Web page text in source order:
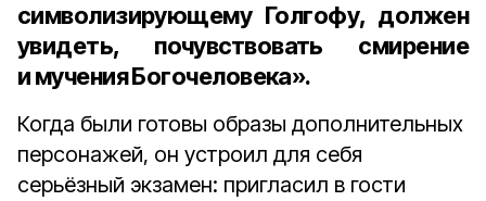
символизирующему Голгофу, должен
увидеть, почувствовать смирение
и мучения Богочеловека».
Когда были готовы образы дополнительных
персонажей, он устроил для себя
серьёзный экзамен: пригласил в гости